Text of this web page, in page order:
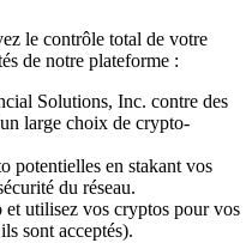
le contrôle total de votre
de notre plateforme :
Solutions, Inc. contre des
large choix de crypto-
potentielles en stakant vos
du réseau.
utilisez vos cryptos pour vos
sont acceptés).